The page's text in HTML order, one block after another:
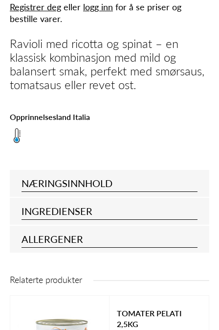
Registrer deg eller logg inn for å se priser og
bestille varer.
Ravioli med ricotta og spinat – en
klassisk kombinasjon med mild og
balansert smak, perfekt med smørsaus,
tomatsaus eller revet ost.
Opprinnelsesland Italia
NÆRINGSINNHOLD
INGREDIENSER
ALLERGENER
Relaterte produkter
TOMATER PELATI
2,5KG